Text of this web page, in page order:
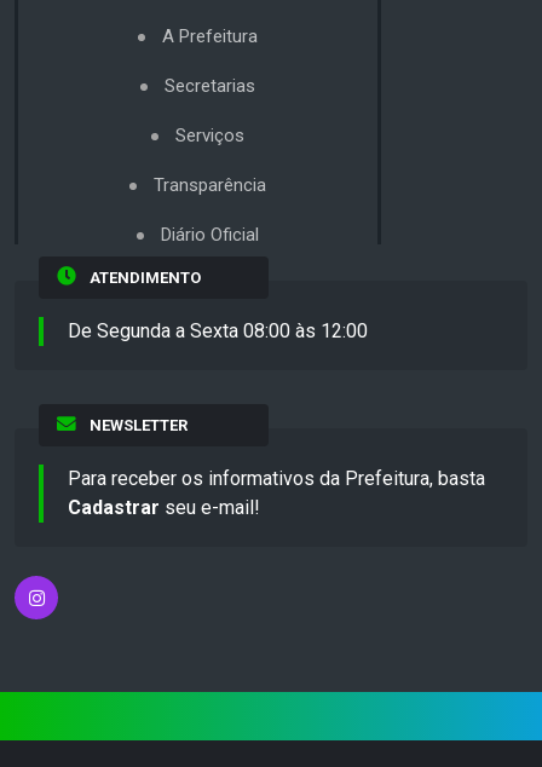
A Prefeitura
Secretarias
Serviços
Transparência
Diário Oficial
ATENDIMENTO
De Segunda a Sexta 08:00 às 12:00
NEWSLETTER
Para receber os informativos da Prefeitura, basta
Cadastrar seu e-mail!